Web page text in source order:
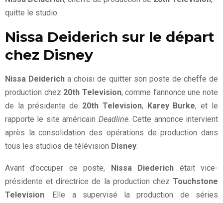
quitte le studio.
Nissa Deiderich sur le départ
chez Disney
Nissa Deiderich a choisi de quitter son poste de cheffe de
production chez 20th Television, comme l’annonce une note
de la présidente de 20th Television, Karey Burke, et le
rapporte le site américain Deadline. Cette annonce intervient
après la consolidation des opérations de production dans
tous les studios de télévision Disney.
Avant d’occuper ce poste, Nissa Diederich était vice-
présidente et directrice de la production chez Touchstone
Television. Elle a supervisé la production de séries